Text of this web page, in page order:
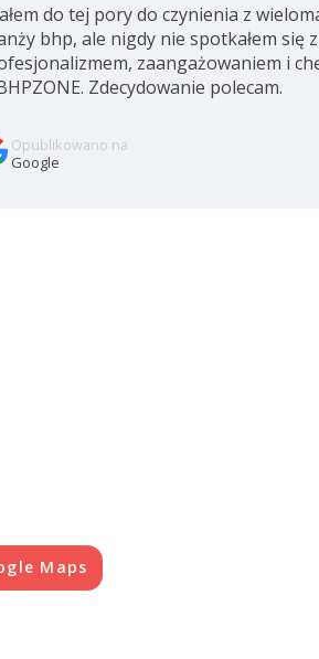
do tej pory do czynienia z
bhp, ale nigdy nie spotkałem się
zaangażowaniem i
Zdecydowanie polecam.
Opublikowano na
Google
Maps